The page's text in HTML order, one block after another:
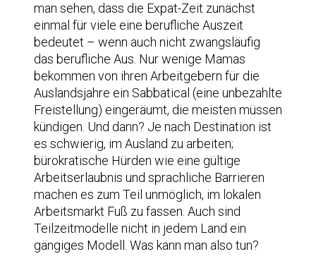
man sehen, dass die Expat-Zeit zunächst
einmal für viele eine berufliche Auszeit
bedeutet – wenn auch nicht zwangsläufig
das berufliche Aus. Nur wenige Mamas
bekommen von ihren Arbeitgebern für die
Auslandsjahre ein Sabbatical (eine unbezahlte
Freistellung) eingeräumt, die meisten müssen
kündigen. Und dann? Je nach Destination ist
es schwierig, im Ausland zu arbeiten;
bürokratische Hürden wie eine gültige
Arbeitserlaubnis und sprachliche Barrieren
machen es zum Teil unmöglich, im lokalen
Arbeitsmarkt Fuß zu fassen. Auch sind
Teilzeitmodelle nicht in jedem Land ein
gängiges Modell. Was kann man also tun?